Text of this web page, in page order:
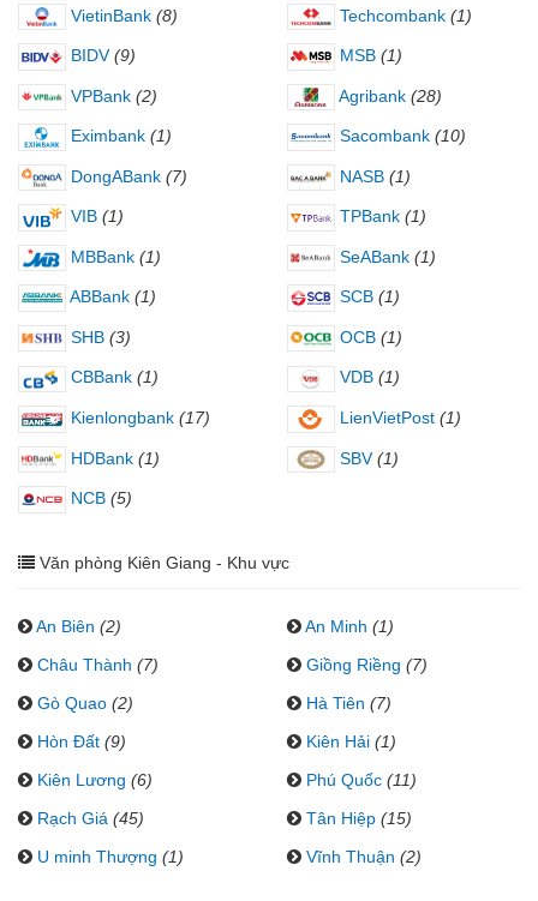
VietinBank (8) Techcombank (1)
BIDV (9) MSB (1)
VPBank (2) Agribank (28)
Eximbank (1) Sacombank (10)
DongABank (7) NASB (1)
VIB (1) TPBank (1)
MBBank (1) SeABank (1)
ABBank (1) SCB (1)
SHB (3) OCB (1)
CBBank (1) VDB (1)
Kienlongbank (17) LienVietPost (1)
HDBank (1) SBV (1)
NCB (5)
Văn phòng Kiên Giang - Khu vực
An Biên (2) An Minh (1)
Châu Thành (7) Giồng Riềng (7)
Gò Quao (2) Hà Tiên (7)
Hòn Đất (9) Kiên Hải (1)
Kiên Lương (6) Phú Quốc (11)
Rạch Giá (45) Tân Hiệp (15)
U minh Thượng (1) Vĩnh Thuận (2)